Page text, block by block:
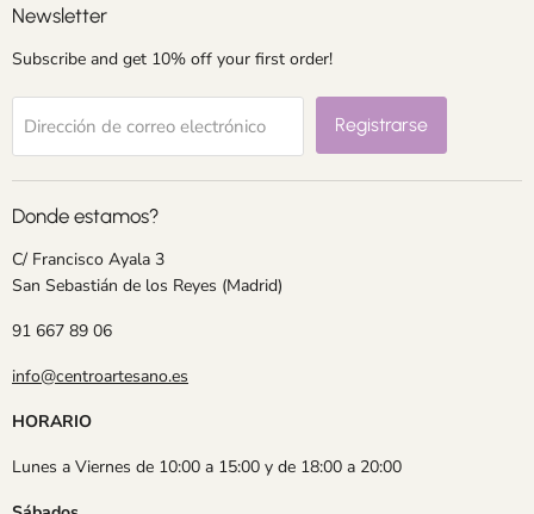
Newsletter
Subscribe and get 10% off your first order!
Dirección de correo electrónico Registrarse
Donde estamos?
C/ Francisco Ayala 3
San Sebastián de los Reyes (Madrid)
91 667 89 06
info@centroartesano.es
HORARIO
Lunes a Viernes de 10:00 a 15:00 y de 18:00 a 20:00